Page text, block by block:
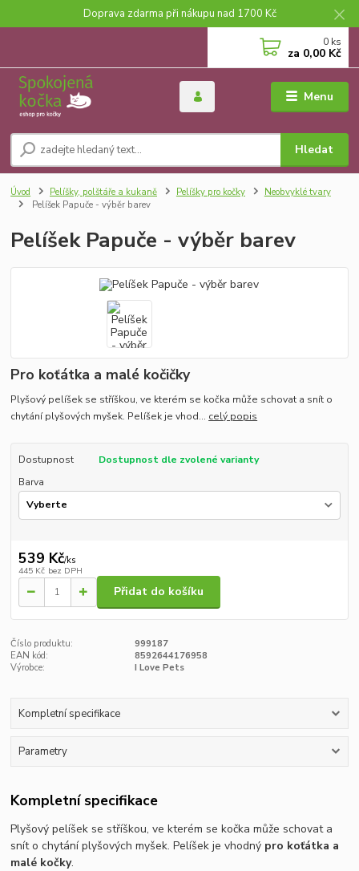
Doprava zdarma při nákupu nad 1700 Kč
Menu
Hledat
0 ks
za 0,00 Kč
Úvod Pelíšky, polštáře a kukaně Pelíšky pro kočky
Neobvyklé tvary
Pelíšek Papuče - výběr barev
Pelíšek Papuče - výběr barev
Pro koťátka a malé kočičky
Plyšový pelíšek se stříškou, ve kterém se kočka může schovat a snít o
chytání plyšových myšek. Pelíšek je vhod... celý popis
Dostupnost
Dostupnost dle zvolené varianty
Barva
539 Kč/ks
445 Kč bez DPH
Přidat do košíku
Číslo produktu:
999187
EAN kód:
8592644176958
Výrobce:
I Love Pets
Kompletní specifikace
Parametry
Kompletní specifikace
Plyšový pelíšek se stříškou, ve kterém se kočka může schovat a
snít o chytání plyšových myšek. Pelíšek je vhodný pro koťátka a
malé kočky.